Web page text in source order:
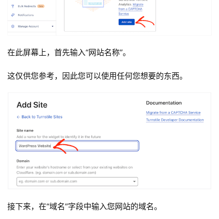
在此屏幕上，首先输入“网站名称”。
这仅供您参考，因此您可以使用任何您想要的东西。
接下来，在“域名”字段中输入您网站的域名。